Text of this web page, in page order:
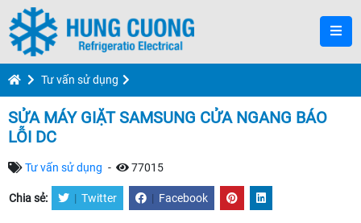
Tư vấn sử dụng
SỬA MÁY GIẶT SAMSUNG CỬA NGANG BÁO
LỖI DC
Tư vấn sử dụng - 77015
Chia sẻ: | Twitter | Facebook